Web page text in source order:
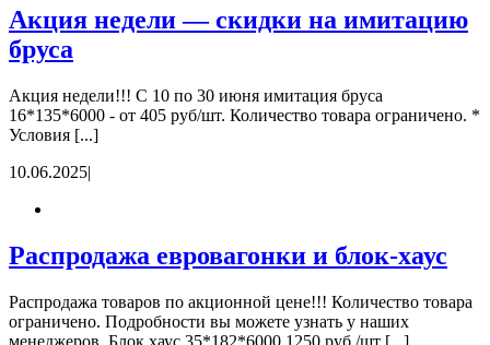
Акция недели — скидки на имитацию
бруса
Акция недели!!! С 10 по 30 июня имитация бруса
16*135*6000 - от 405 руб/шт. Количество товара ограничено. *
Условия [...]
10.06.2025|
Распродажа евровагонки и блок-хаус
Распродажа товаров по акционной цене!!! Количество товара
ограничено. Подробности вы можете узнать у наших